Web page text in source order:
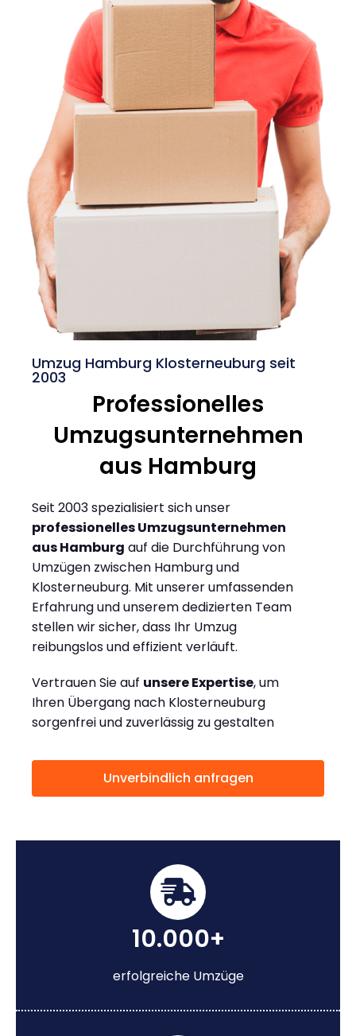
Umzug Hamburg Klosterneuburg seit
2003
Professionelles
Umzugsunternehmen
aus Hamburg
Seit 2003 spezialisiert sich unser
professionelles Umzugsunternehmen
aus Hamburg auf die Durchführung von
Umzügen zwischen Hamburg und
Klosterneuburg. Mit unserer umfassenden
Erfahrung und unserem dedizierten Team
stellen wir sicher, dass Ihr Umzug
reibungslos und effizient verläuft.
Vertrauen Sie auf unsere Expertise, um
Ihren Übergang nach Klosterneuburg
sorgenfrei und zuverlässig zu gestalten
Unverbindlich anfragen
10.000+
erfolgreiche Umzüge